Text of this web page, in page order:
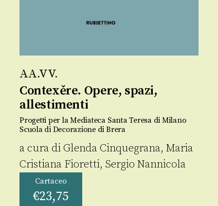
AA.VV.
Contexěre. Opere, spazi,
allestimenti
Progetti per la Mediateca Santa Teresa di Milano
Scuola di Decorazione di Brera
a cura diGlenda Cinquegrana, Maria
Cristiana Fioretti, Sergio Nannicola
Cartaceo
€23,75